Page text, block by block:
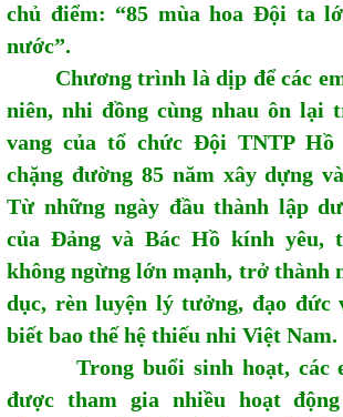
chủ điểm: “85 mùa hoa Đội ta
nước”.
Chương trình là dịp để các em
niên, nhi đồng cùng nhau ôn lại
vang của tổ chức Đội TNTP
chặng đường 85 năm xây dựng
Từ những ngày đầu thành lập
của Đảng và Bác Hồ kính yêu,
không ngừng lớn mạnh, trở thành
dục, rèn luyện lý tưởng, đạo đức
biết bao thế hệ thiếu nhi Việt Nam.
Trong buổi sinh hoạt, các
được tham gia nhiều hoạt